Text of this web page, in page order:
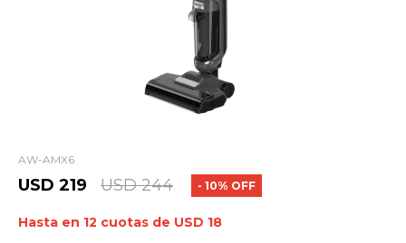
AW-AMX6
USD 219 USD 244 10
Hasta en 12 cuotas de USD 18